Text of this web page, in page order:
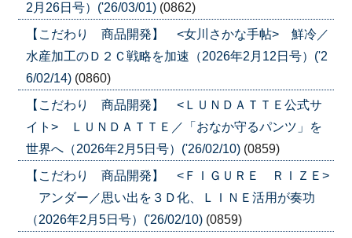
2月26日号）('26/03/01) (0862)
【こだわり 商品開発】 <女川さかな手帖> 鮮冷／
水産加工のＤ２Ｃ戦略を加速（2026年2月12日号）('2
6/02/14) (0860)
【こだわり 商品開発】 <ＬＵＮＤＡＴＴＥ公式サ
イト> ＬＵＮＤＡＴＴＥ／「おなか守るパンツ」を
世界へ（2026年2月5日号）('26/02/10) (0859)
【こだわり 商品開発】 <ＦＩＧＵＲＥ ＲＩＺＥ>
アンダー／思い出を３Ｄ化、ＬＩＮＥ活用が奏功
（2026年2月5日号）('26/02/10) (0859)